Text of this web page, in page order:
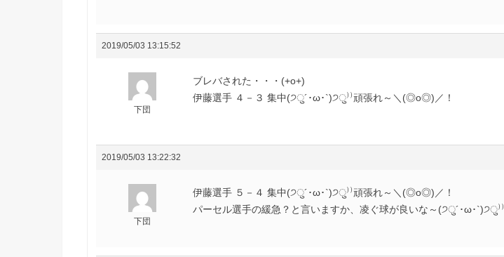
2019/05/03 13:15:52
下団
ブレバされた・・・(+o+)
伊藤選手 ４－３ 集中(੭ु´･ω･`)੭ु⁾⁾頑張れ～＼(◎o◎)／！
2019/05/03 13:22:32
下団
伊藤選手 ５－４ 集中(੭ु´･ω･`)੭ु⁾⁾頑張れ～＼(◎o◎)／！
パーセル選手の緩急？と言いますか、凌ぐ球が良いな～(੭ु´･ω･`)੭ु⁾⁾